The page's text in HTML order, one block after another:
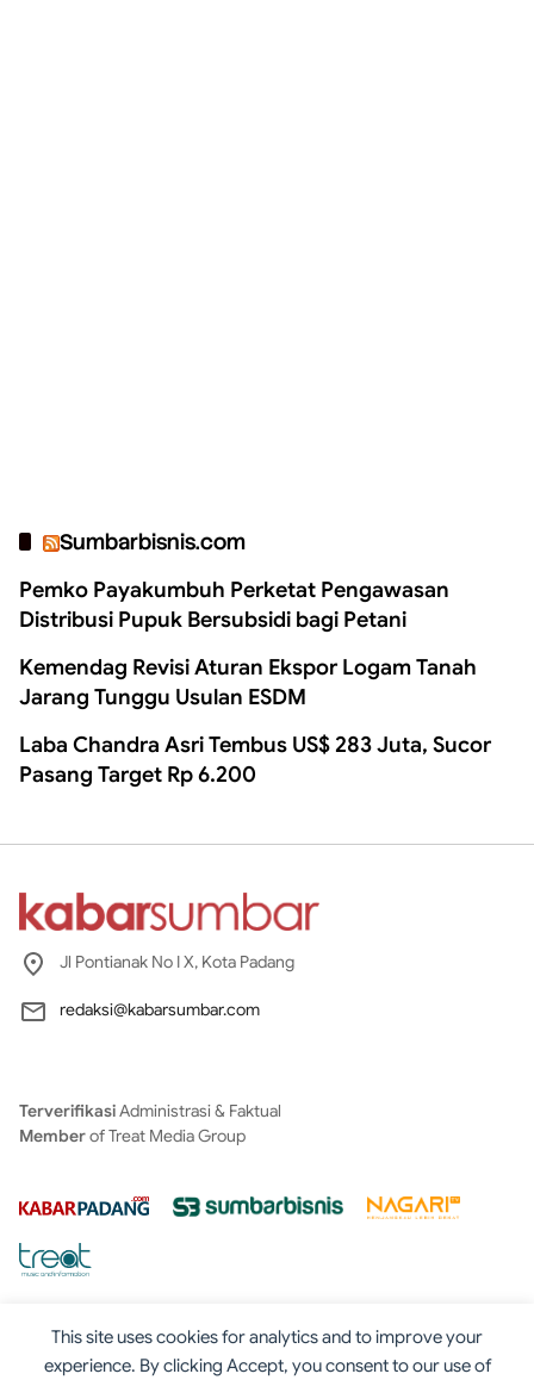
This site uses cookies for analytics and to improve your
experience. By clicking Accept, you consent to our use of
Sumbarbisnis.com
Pemko Payakumbuh Perketat Pengawasan
Distribusi Pupuk Bersubsidi bagi Petani
Kemendag Revisi Aturan Ekspor Logam Tanah
Jarang Tunggu Usulan ESDM
Laba Chandra Asri Tembus US$ 283 Juta, Sucor
Pasang Target Rp 6.200
Jl Pontianak No I X, Kota Padang
redaksi@kabarsumbar.com
TerverifikasiAdministrasi & Faktual
Memberof Treat Media Group